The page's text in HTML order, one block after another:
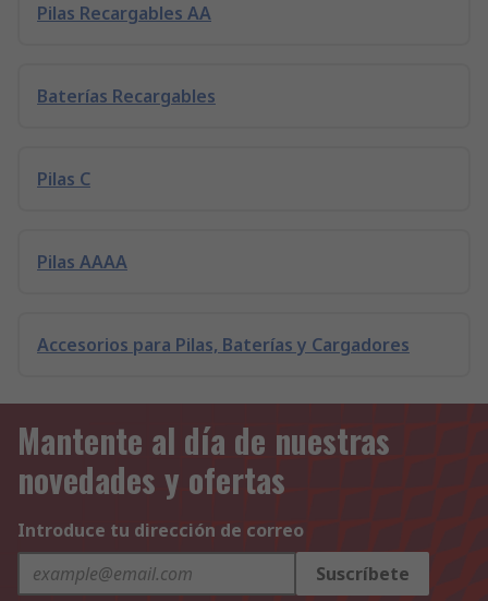
Pilas Recargables AA
Baterías Recargables
Pilas C
Pilas AAAA
Accesorios para Pilas, Baterías y Cargadores
Mantente al día de nuestras
novedades y ofertas
Introduce tu dirección de correo
Suscríbete